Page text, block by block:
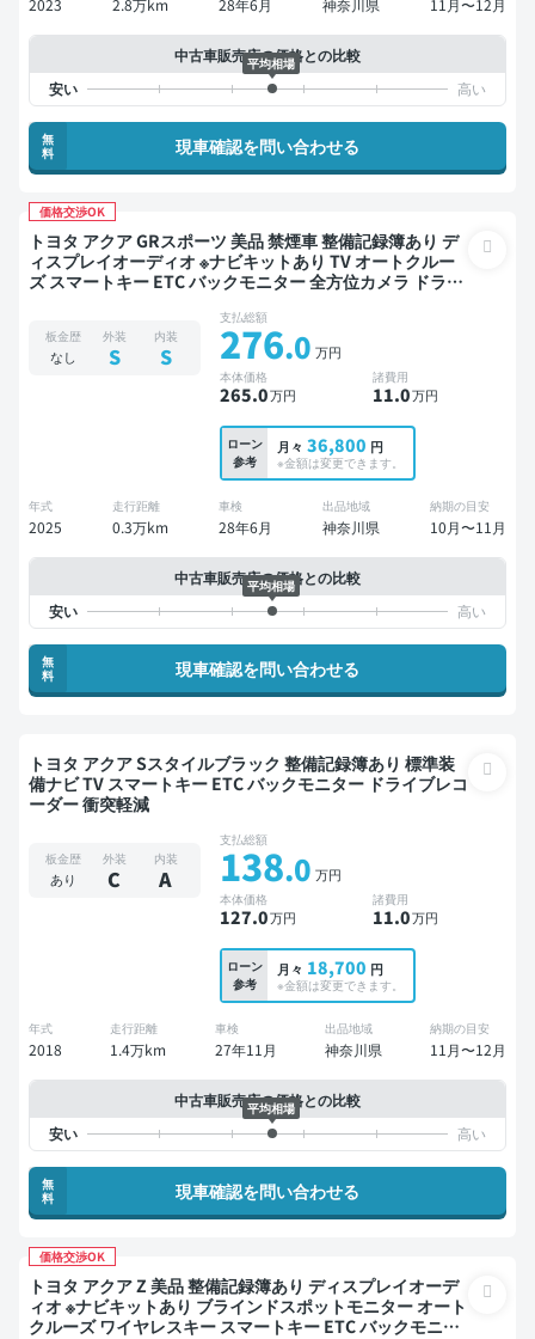
2023 2.8万km 28年6月 神奈川県 11月〜12月
中古車販売店の価格との比較
平均相場
無
料
現車確認を問い合わせる
価格交渉OK
トヨタ アクア GRスポーツ 美品 禁煙車 整備記録簿あり デ
ィスプレイオーディオ ※ナビキットあり TV オートクルー
ズ スマートキー ETC バックモニター 全方位カメラ ドライ
板金歴
なし
外装
S
内装
S
支払総額
276.0 万円
本体価格
265.0万円
諸費用
11.0万円
ローン
参考
月々 36,800 円
※金額は変更できます。
年式
2025
走行距離
0.3万km
車検
28年6月
出品地域
神奈川県
納期の目安
10月〜11月
中古車販売店の価格との比較
平均相場
無
料
現車確認を問い合わせる
トヨタ アクア Sスタイルブラック 整備記録簿あり 標準装
備ナビ TV スマートキー ETC バックモニター ドライブレコ
ーダー 衝突軽減
板金歴
あり
外装
C
内装
A
支払総額
138.0 万円
本体価格
127.0万円
諸費用
11.0万円
ローン
参考
月々 18,700 円
※金額は変更できます。
年式
2018
走行距離
1.4万km
車検
27年11月
出品地域
神奈川県
納期の目安
11月〜12月
中古車販売店の価格との比較
平均相場
無
料
現車確認を問い合わせる
価格交渉OK
トヨタ アクア Z 美品 整備記録簿あり ディスプレイオーデ
ィオ ※ナビキットあり ブラインドスポットモニター オート
クルーズ ワイヤレスキー スマートキー ETC バックモニタ